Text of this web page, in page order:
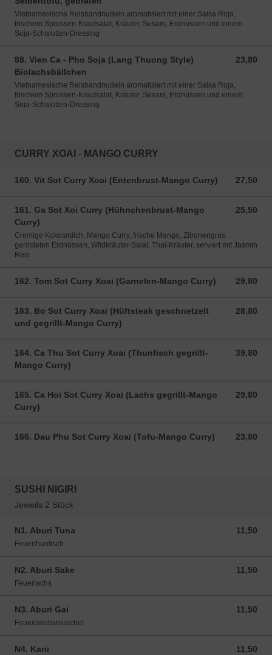
Vietnamesische Reisbandnudeln aromatisiert mit einer Salsa Roja,
frischem Sprossen-Krautsalat, Kräuter, Sesam, Erdnüssen und einem
Soja-Schalotten-Dressing
88. Vien Ca - Pho Soja (Lang Thuong Style)
Biolachsbällchen
23,80
23,80 EUR
Vietnamesische Reisbandnudeln aromatisiert mit einer Salsa Roja,
frischem Sprossen-Krautsalat, Kräuter, Sesam, Erdnüssen und einem
Soja-Schalotten-Dressing
CURRY XOAI - MANGO CURRY
160. Vit Sot Curry Xoai (Entenbrust-Mango Curry) 27,50
27,50 EUR
161. Ga Sot Xoi Curry (Hühnchenbrust-Mango
Curry)
25,50
25,50 EUR
Cremige Kokosmilch, Mango Curry, frische Mango, Zitronengras,
gerösteten Erdnüssen, Wildkräuter-Salat, Thai-Kräuter, serviert mit Jasmin
Reis
162. Tom Sot Curry Xoai (Garnelen-Mango Curry) 29,80
29,80 EUR
163. Bo Sot Curry Xoai (Hüftsteak geschnetzelt
und gegrillt-Mango Curry)
28,80
28,80 EUR
164. Ca Thu Sot Curry Xoai (Thunfisch gegrillt-
Mango Curry)
39,80
39,80 EUR
165. Ca Hoi Sot Curry Xoai (Lachs gegrillt-Mango
Curry)
29,80
29,80 EUR
166. Dau Phu Sot Curry Xoai (Tofu-Mango Curry) 23,80
23,80 EUR
SUSHI NIGIRI
Jeweils 2 Stück
N1. Aburi Tuna 11,50
11,50 EUR
Feuerthunfisch
N2. Aburi Sake 11,50
11,50 EUR
Feuerlachs
N3. Aburi Gai 11,50
11,50 EUR
Feuerjakobsmuschel
N4. Kani 11,50
11,50 EUR